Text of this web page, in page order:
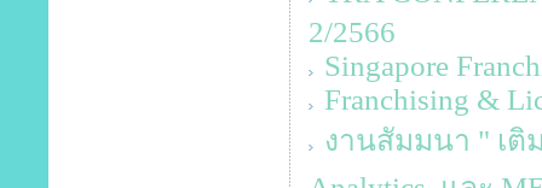
2/2566
Singapore
Franchising &
งานสัมมนา " เติ